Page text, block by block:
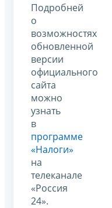
Подробней
о
возможностях
обновленной
версии
официального
сайта
можно
узнать
в
программе
«Налоги»
на
телеканале
«Россия
24».